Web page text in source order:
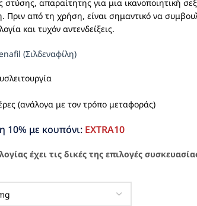
απαραίτητης για μια ικανοποιητική
Πριν από τη χρήση, είναι σημαντικό να
και τυχόν αντενδείξεις.
(Σιλδεναφίλη)
(ανάλογα με τον τρόπο μεταφοράς)
10% με κουπόνι: EXTRA10
έχει τις δικές της επιλογές